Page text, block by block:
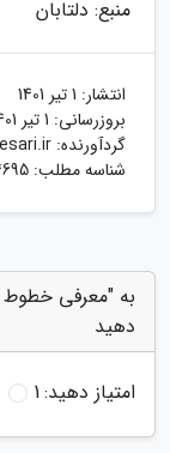
منبع: دلتابان
انتشار: 1 تیر 1401
بروزرسانی: 1 تیر 1401
گردآورنده:
شناسه مطلب: 4695
به "معرفی خطوط
دهید
امتیاز دهید:1